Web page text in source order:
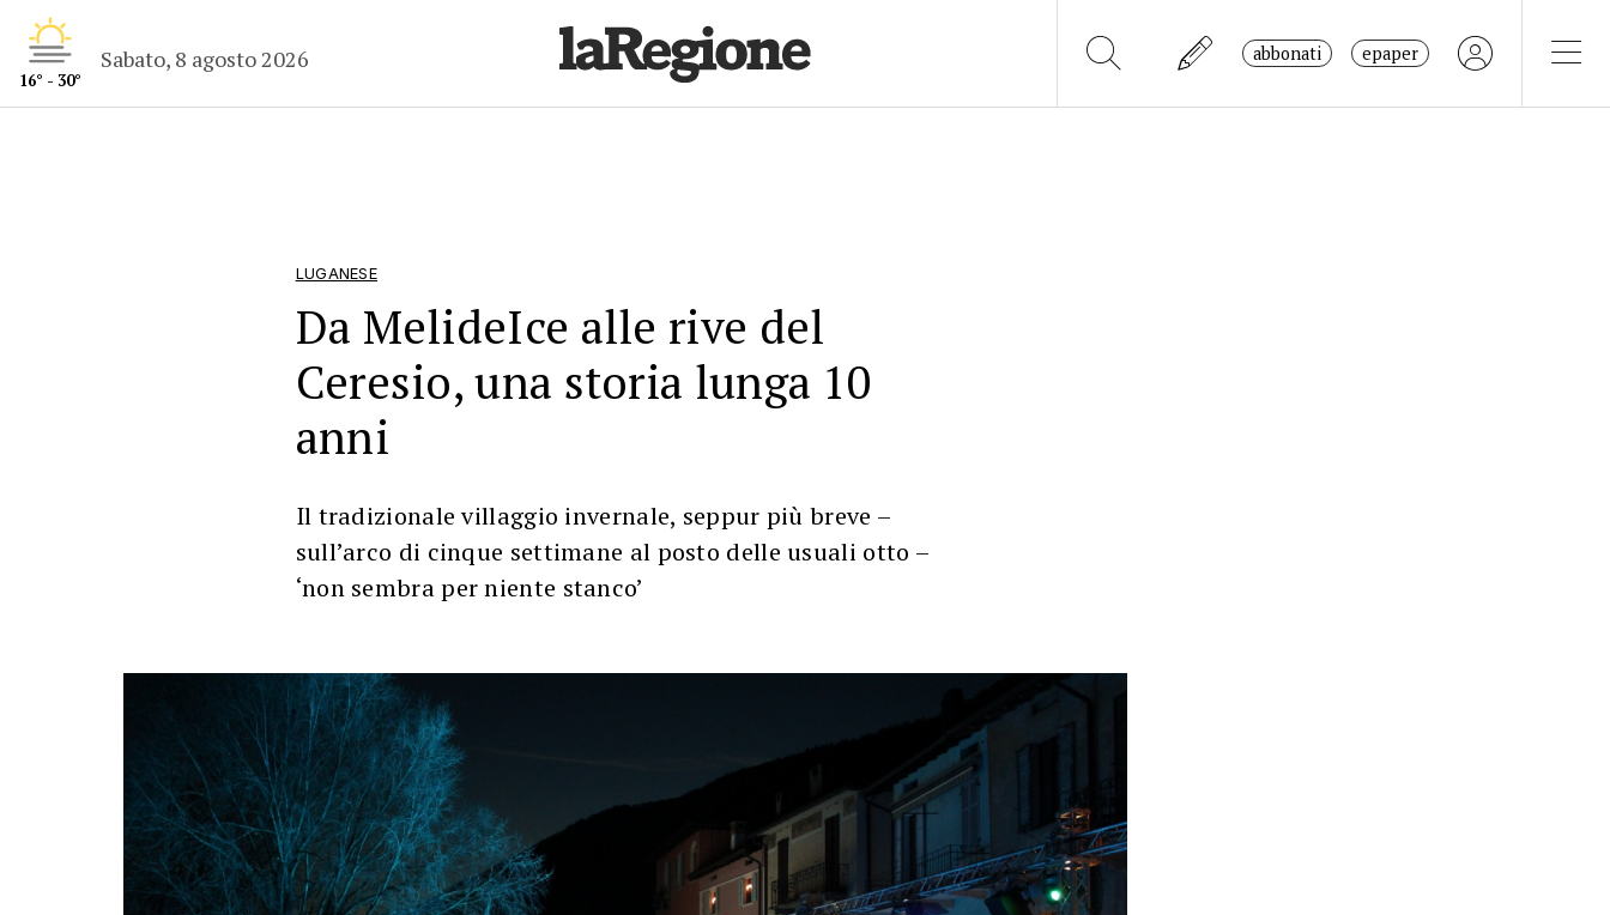
16° - 30°
Sabato, 8 agosto 2026 abbonati epaper
LUGANESE
Da MelideIce alle rive del
Ceresio, una storia lunga 10
anni
Il tradizionale villaggio invernale, seppur più breve –
sull’arco di cinque settimane al posto delle usuali otto –
‘non sembra per niente stanco’